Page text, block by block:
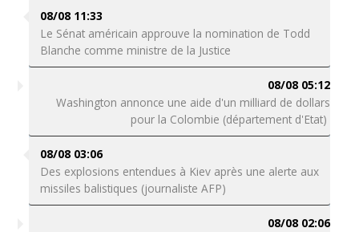
08/08 11:33
Le Sénat américain approuve la nomination de Todd
Blanche comme ministre de la Justice
08/08 05:12
Washington annonce une aide d'un milliard de dollars
pour la Colombie (département d'Etat)
08/08 03:06
Des explosions entendues à Kiev après une alerte aux
missiles balistiques (journaliste AFP)
08/08 02:06